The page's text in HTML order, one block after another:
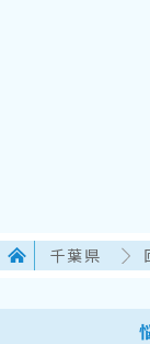
千葉県